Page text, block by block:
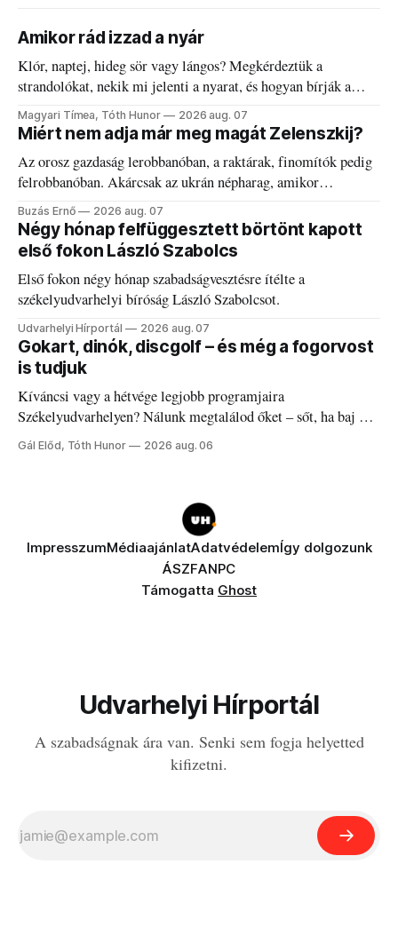
Amikor rád izzad a nyár
Klór, naptej, hideg sör vagy lángos? Megkérdeztük a
strandolókat, nekik mi jelenti a nyarat, és hogyan bírják a
kánikulát.
Magyari Tímea, Tóth Hunor 2026 aug. 07
Miért nem adja már meg magát Zelenszkij?
Az orosz gazdaság lerobbanóban, a raktárak, finomítók pedig
felrobbanóban. Akárcsak az ukrán népharag, amikor
elégedetlen vezetőivel.
Buzás Ernő 2026 aug. 07
Négy hónap felfüggesztett börtönt kapott
első fokon László Szabolcs
Első fokon négy hónap szabadságvesztésre ítélte a
székelyudvarhelyi bíróság László Szabolcsot.
Udvarhelyi Hírportál 2026 aug. 07
Gokart, dinók, discgolf – és még a fogorvost
is tudjuk
Kíváncsi vagy a hétvége legjobb programjaira
Székelyudvarhelyen? Nálunk megtalálod őket – sőt, ha baj van
a fogaddal, a fogorvosi ügyeletet is!
Gál Előd, Tóth Hunor 2026 aug. 06
ImpresszumMédiaajánlatAdatvédelemÍgy dolgozunk
ÁSZFANPC
Támogatta Ghost
Udvarhelyi Hírportál
A szabadságnak ára van. Senki sem fogja helyetted
kifizetni.